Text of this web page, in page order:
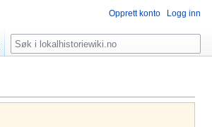
Opprett konto Logg inn
Søk